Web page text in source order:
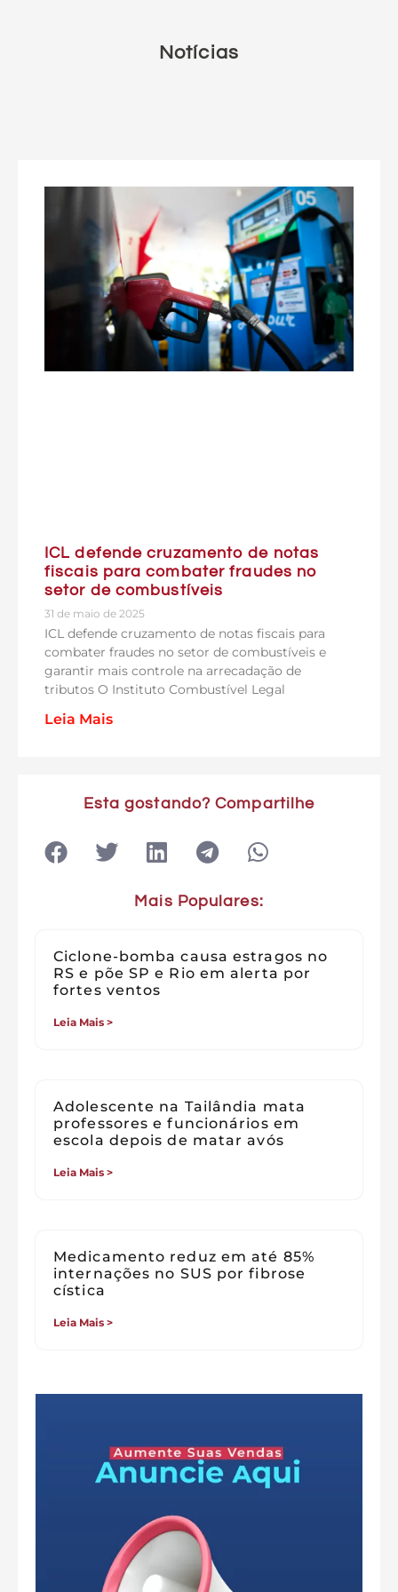
Notícias
ICL defende cruzamento de notas
fiscais para combater fraudes no
setor de combustíveis
31 de maio de 2025
ICL defende cruzamento de notas fiscais para
combater fraudes no setor de combustíveis e
garantir mais controle na arrecadação de
tributos O Instituto Combustível Legal
Leia Mais
Esta gostando? Compartilhe
Mais Populares:
Ciclone-bomba causa estragos no
RS e põe SP e Rio em alerta por
fortes ventos
Leia Mais >
Adolescente na Tailândia mata
professores e funcionários em
escola depois de matar avós
Leia Mais >
Medicamento reduz em até 85%
internações no SUS por fibrose
cística
Leia Mais >